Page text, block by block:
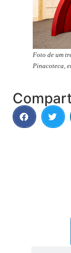
Foto de um
Pinacoteca,